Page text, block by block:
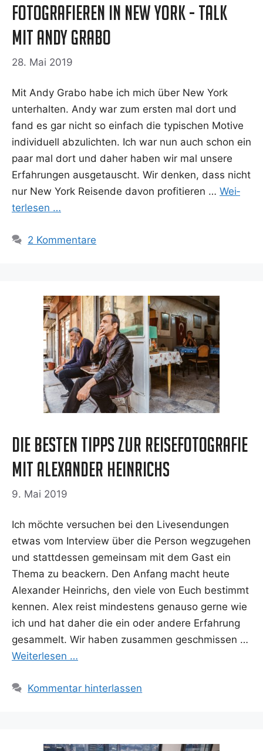
Fotografieren in New York - Talk
mit Andy Grabo
28. Mai 2019
Mit Andy Grabo habe ich mich über New York
unter­hal­ten. Andy war zum ers­ten mal dort und
fand es gar nicht so ein­fach die typi­schen Moti­ve
indi­vi­du­ell abzu­lich­ten. Ich war nun auch schon ein
paar mal dort und daher haben wir mal unse­re
Erfah­run­gen aus­ge­tauscht. Wir den­ken, dass nicht
nur New York Rei­sen­de davon pro­fi­tie­ren … Wei­
ter­le­sen …
2 Kommentare
Die besten Tipps zur Reisefotografie
mit Alexander Heinrichs
9. Mai 2019
Ich möch­te ver­su­chen bei den Live­sen­dun­gen
etwas vom Inter­view über die Per­son weg­zu­ge­hen
und statt­des­sen gemein­sam mit dem Gast ein
The­ma zu beackern. Den Anfang macht heu­te
Alex­an­der Hein­richs, den vie­le von Euch bestimmt
ken­nen. Alex reist min­des­tens genau­so ger­ne wie
ich und hat daher die ein oder ande­re Erfah­rung
gesam­melt. Wir haben zusam­men geschmis­sen …
Wei­ter­le­sen …
Kommentar hinterlassen